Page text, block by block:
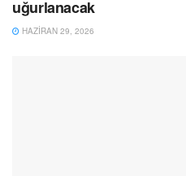
uğurlanacak
HAZIRAN 29, 2026